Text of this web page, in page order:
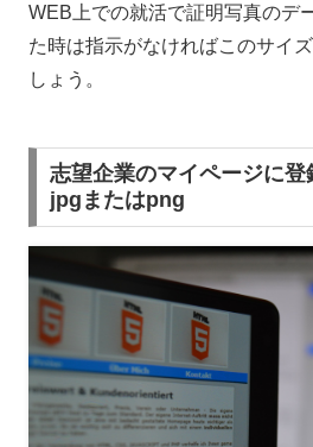
WEB上での就活で証明写真のデ
た時は指示がなければこのサイ
しょう。
志望企業のマイページに
jpgまたはpng